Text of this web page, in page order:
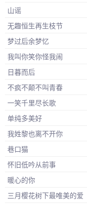
山谣
无趣恒生再生枝节
梦过后余梦忆
我叫你笑你怪我闹
日暮而后
不疯不颠不叫青春
一笑千里尽长歌
单纯多美好
我姓黎也离不开你
巷口猫
怀旧低吟从前事
暖心的你
三月樱花树下最唯美的爱